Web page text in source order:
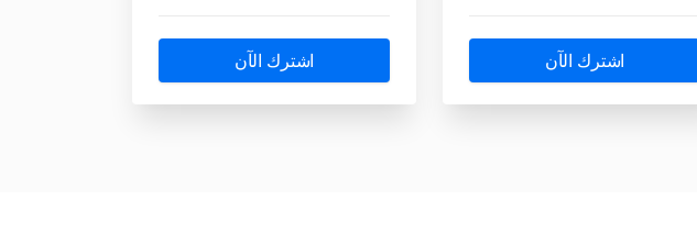
اشترك الآن اشترك الآن